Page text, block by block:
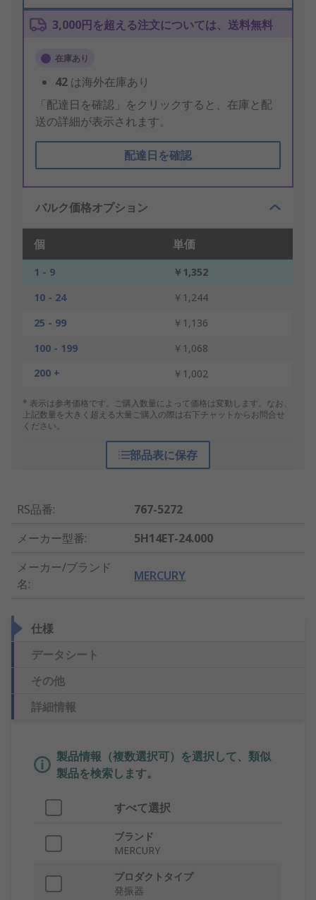
3,000円を超える注文については、送料無料
在庫あり
42 は海外在庫あり
「配達日を確認」をクリックすると、在庫と配
送の詳細が表示されます。
配達日を確認
バルク価格オプション
個 単価
1 - 9
￥1,352
10 - 24
￥1,244
25 - 99
￥1,136
100 - 199
￥1,068
200 +
￥1,002
* 表示は参考価格です。ご購入数量によって価格は変動します。なお、
上記数量を大きく超える大量ご購入の際は右下チャットからお問合せ
ください。
部品表に保存
RS品番:
767-5272
メーカー型番:
5H14ET-24.000
メーカー/ブランド
名:
MERCURY
仕様
データシート
その他
詳細情報
製品情報（複数選択可）を選択して、類似
製品を検索します。
すべて選択
ブランド
MERCURY
プロダクトタイプ
発振器